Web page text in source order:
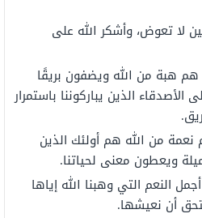
لاتعوض، وأشكر الله على
هم هبة من الله ويضفون بريقًا
الأصدقاء الذين يباركوننا باستمرار
نعمة من الله هم أولئك الذين
ويعطون معنى لحياتنا.
النعم التي وهبنا الله إياها
أن نعيشها.